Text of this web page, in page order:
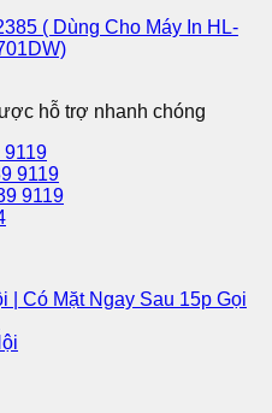
( Dùng Cho Máy In HL-
hỗ trợ nhanh chóng
9119
9119
9119
| Có Mặt Ngay Sau 15p Gọi